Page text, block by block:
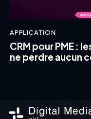
APPLICATION
CRM pour PME :
ne perdre aucun